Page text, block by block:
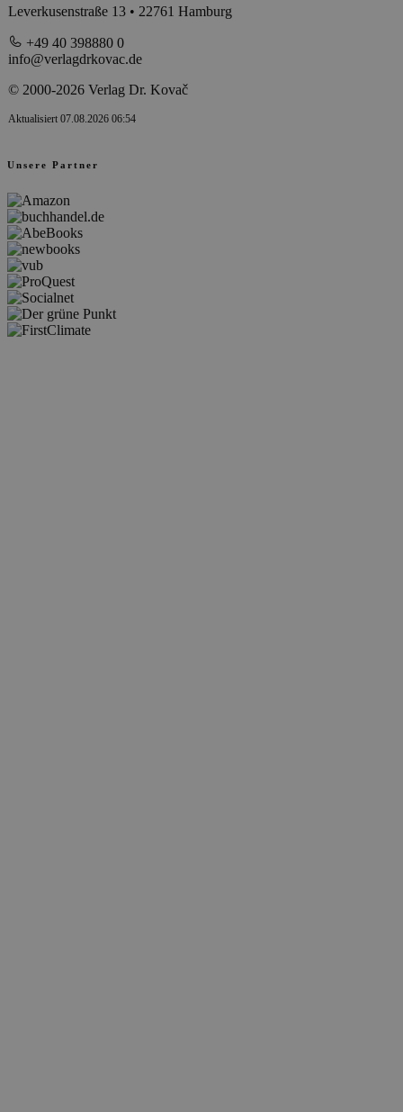
Leverkusenstraße 13 • 22761 Hamburg
+49 40 398880 0
info@verlagdrkovac.de
© 2000-2026 Verlag Dr. Kovač
Aktualisiert 07.08.2026 06:54
Unsere Partner